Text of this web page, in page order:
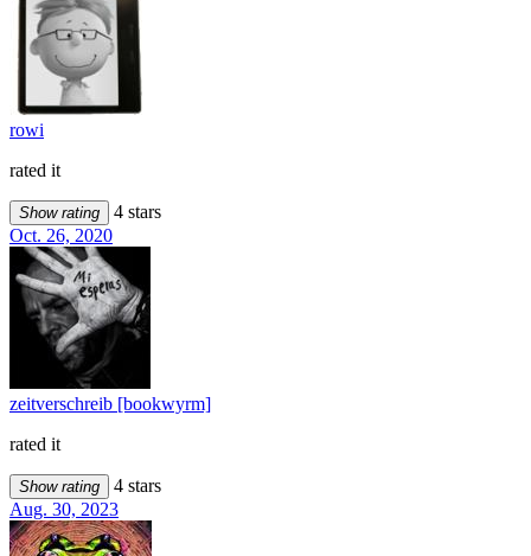
rowi
rated it
Show rating
4 stars
Oct. 26, 2020
zeitverschreib [bookwyrm]
rated it
Show rating
4 stars
Aug. 30, 2023